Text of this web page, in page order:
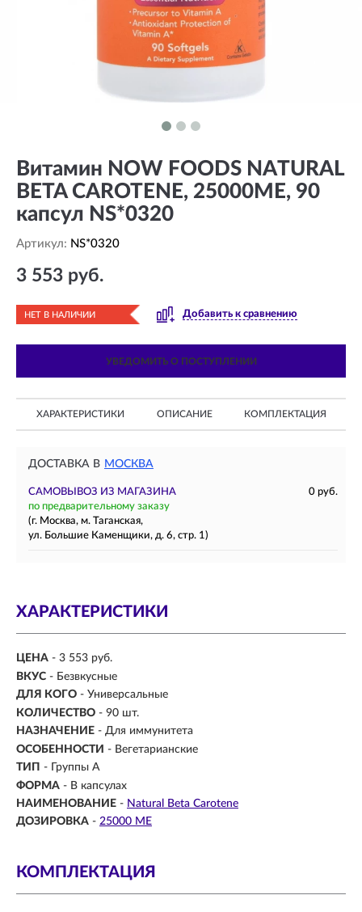
Витамин NOW FOODS NATURAL
BETA CAROTENE, 25000МЕ, 90
капсул NS*0320
Артикул: NS*0320
3 553 руб.
НЕТ В НАЛИЧИИ Добавить к сравнению
УВЕДОМИТЬ О ПОСТУПЛЕНИИ
ХАРАКТЕРИСТИКИ ОПИСАНИЕ КОМПЛЕКТАЦИЯ
ДОСТАВКА В МОСКВА
САМОВЫВОЗ ИЗ МАГАЗИНА
0 руб.
по предварительному заказу
(г. Москва, м. Таганская,
ул. Большие Каменщики, д. 6, стр. 1)
ХАРАКТЕРИСТИКИ
ЦЕНА - 3 553 руб.
ВКУС - Безвкусные
ДЛЯ КОГО - Универсальные
КОЛИЧЕСТВО - 90 шт.
НАЗНАЧЕНИЕ - Для иммунитета
ОСОБЕННОСТИ - Вегетарианские
ТИП - Группы А
ФОРМА - В капсулах
НАИМЕНОВАНИЕ - Natural Beta Carotene
ДОЗИРОВКА - 25000 МЕ
КОМПЛЕКТАЦИЯ